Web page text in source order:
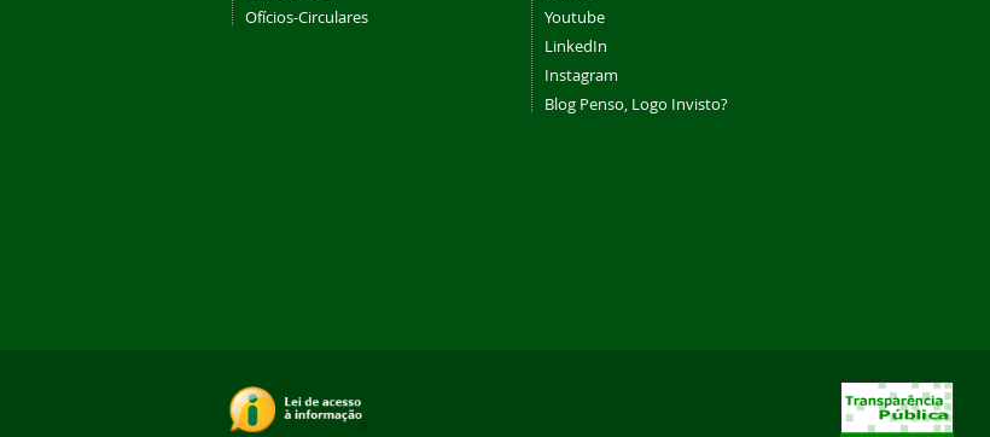
Ofícios-Circulares
Youtube
LinkedIn
Instagram
Blog Penso, Logo Invisto?